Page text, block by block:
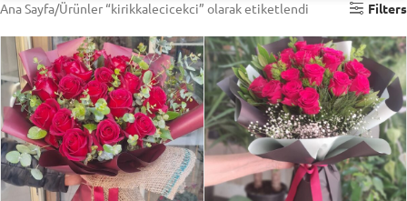
Ana Sayfa Ürünler “kirikkalecicekci” olarak etiketlendi Filters